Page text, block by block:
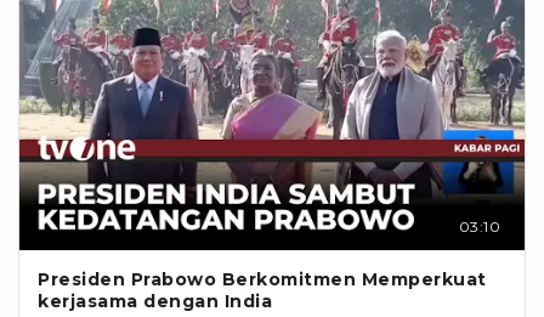
03:10
Presiden Prabowo Berkomitmen Memperkuat
kerjasama dengan India